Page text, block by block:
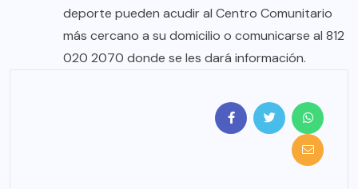
deporte pueden acudir al Centro Comunitario
más cercano a su domicilio o comunicarse al 812
020 2070 donde se les dará información.